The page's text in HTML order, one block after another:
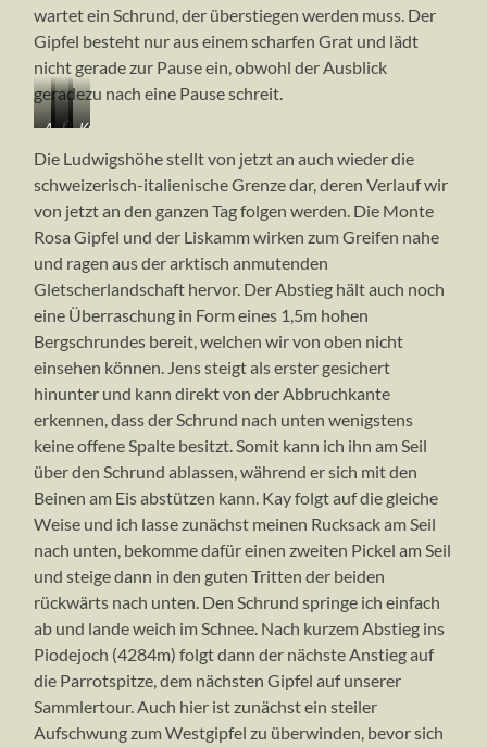
wartet ein Schrund, der überstiegen werden muss. Der
Gipfel besteht nur aus einem scharfen Grat und lädt
nicht gerade zur Pause ein, obwohl der Ausblick
geradezu nach eine Pause schreit.
Aufbruch
Bivacco
Giordano
Über
Klettersteig
zum
Gletscher…
…
hinauf
zur
Ludwigshöhe
(4343m)
Kurz
dem
Gipfel,
im
Hintergrund
rechts
der
Corno
Nero
(4321m)
Die Ludwigshöhe stellt von jetzt an auch wieder die
schweizerisch-italienische Grenze dar, deren Verlauf wir
von jetzt an den ganzen Tag folgen werden. Die Monte
Rosa Gipfel und der Liskamm wirken zum Greifen nahe
und ragen aus der arktisch anmutenden
Gletscherlandschaft hervor. Der Abstieg hält auch noch
eine Überraschung in Form eines 1,5m hohen
Bergschrundes bereit, welchen wir von oben nicht
einsehen können. Jens steigt als erster gesichert
hinunter und kann direkt von der Abbruchkante
erkennen, dass der Schrund nach unten wenigstens
keine offene Spalte besitzt. Somit kann ich ihn am Seil
über den Schrund ablassen, während er sich mit den
Beinen am Eis abstützen kann. Kay folgt auf die gleiche
Weise und ich lasse zunächst meinen Rucksack am Seil
nach unten, bekomme dafür einen zweiten Pickel am Seil
und steige dann in den guten Tritten der beiden
rückwärts nach unten. Den Schrund springe ich einfach
ab und lande weich im Schnee. Nach kurzem Abstieg ins
Piodejoch (4284m) folgt dann der nächste Anstieg auf
die Parrotspitze, dem nächsten Gipfel auf unserer
Sammlertour. Auch hier ist zunächst ein steiler
Aufschwung zum Westgipfel zu überwinden, bevor sich